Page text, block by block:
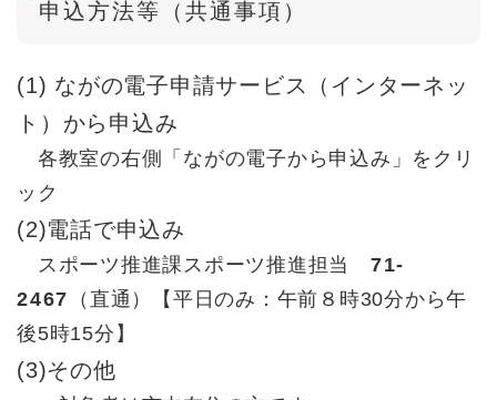
申込方法等（共通事項）
(1) ながの電子申請サービス（インターネッ
ト）から申込み
各教室の右側「ながの電子から申込み」をクリ
ック
(2)電話で申込み
スポーツ推進課スポーツ推進担当 71-
2467
（直通）【平日のみ：午前８時30分から午
後5時15分】
(3)その他